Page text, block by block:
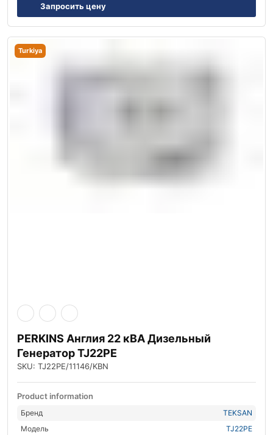
Запросить цену
Turkiya
PERKINS Англия 22 кВА Дизельный
Генератор TJ22PE
SKU: TJ22PE/11146/KBN
Product information
Бренд
TEKSAN
Модель
TJ22PE